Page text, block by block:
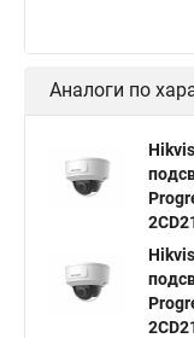
Видеокамера
Камера Hikvision ds
Уличная камера
Hikvision поворотная
Нikvision микрофон
Hikvision порты
Аналоги по